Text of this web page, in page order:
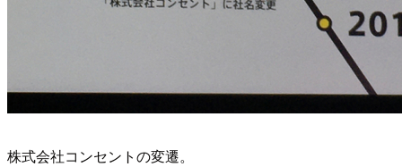
株式会社コンセントの変遷。